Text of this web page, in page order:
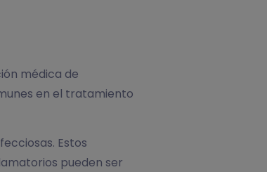
médica de
en el tratamiento
Estos
pueden ser